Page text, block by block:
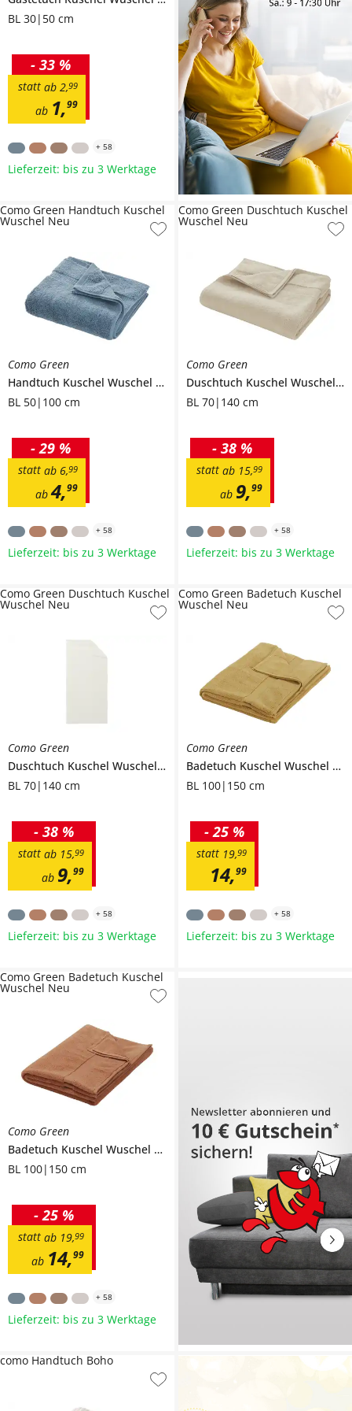
BL 30|50 cm
ab 1,99
ab 2,99
statt
- 33 %
+ 58
Lieferzeit: bis zu 3 Werktage
Como Green
Handtuch Kuschel Wuschel Neu
BL 50|100 cm
ab 4,99
ab 6,99
statt
- 29 %
Como Green Handtuch Kuschel
Wuschel Neu
+ 58
Lieferzeit: bis zu 3 Werktage
Como Green
Duschtuch Kuschel Wuschel Neu
BL 70|140 cm
ab 9,99
ab 15,99
statt
- 38 %
Como Green Duschtuch Kuschel
Wuschel Neu
+ 58
Lieferzeit: bis zu 3 Werktage
Como Green
Duschtuch Kuschel Wuschel Neu
BL 70|140 cm
ab 9,99
ab 15,99
statt
- 38 %
Como Green Duschtuch Kuschel
Wuschel Neu
+ 58
Lieferzeit: bis zu 3 Werktage
Como Green
Badetuch Kuschel Wuschel Neu
BL 100|150 cm
14,99
19,99
statt
- 25 %
Como Green Badetuch Kuschel
Wuschel Neu
+ 58
Lieferzeit: bis zu 3 Werktage
Como Green
Badetuch Kuschel Wuschel Neu
BL 100|150 cm
ab 14,99
ab 19,99
statt
- 25 %
Como Green Badetuch Kuschel
Wuschel Neu
+ 58
Lieferzeit: bis zu 3 Werktage
como Handtuch Boho